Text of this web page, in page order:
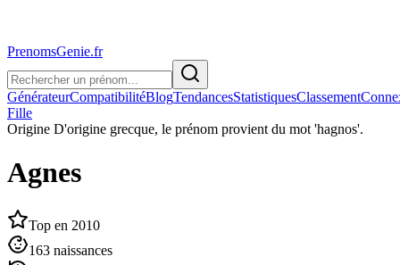
PrenomsGenie.fr
GénérateurCompatibilitéBlogTendancesStatistiquesClassement
Fille
Origine D'origine grecque, le prénom provient du mot 'hagnos'.
Agnes
Top en 2010
163 naissances